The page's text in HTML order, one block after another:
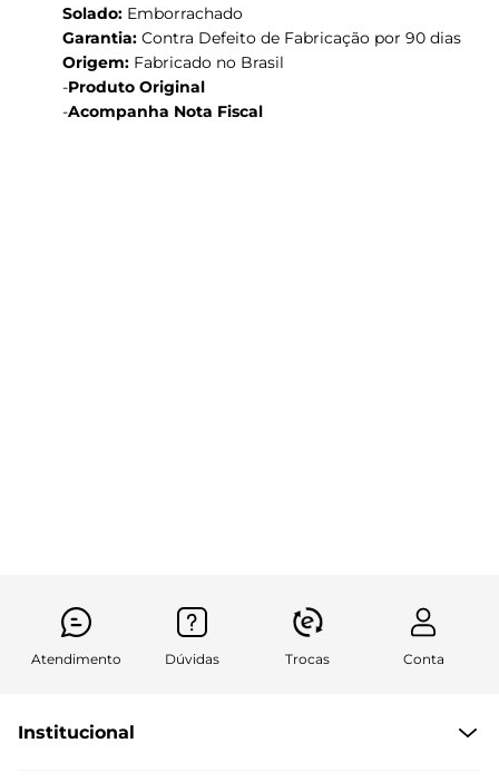
Solado: Emborrachado
Garantia: Contra Defeito de Fabricação por 90 dias
Origem: Fabricado no Brasil
-Produto Original
-Acompanha Nota Fiscal
Atendimento Dúvidas Trocas Conta
Institucional